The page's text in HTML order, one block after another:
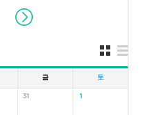
금 토
31 1